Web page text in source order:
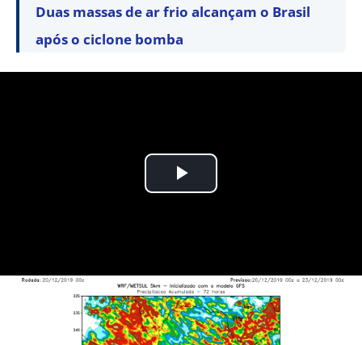
Duas massas de ar frio alcançam o Brasil
após o ciclone bomba